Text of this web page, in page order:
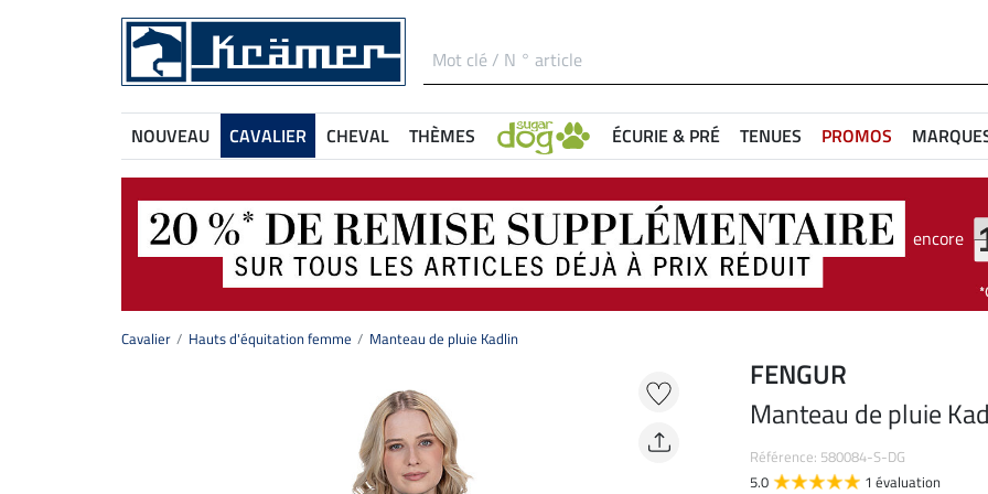
NOUVEAU CAVALIER CHEVAL THÈMES ÉCURIE & PRÉ TENUES PROMOS
encore
Cavalier Hauts d'équitation femme Manteau de pluie Kadlin
FENGUR
Manteau de pluie
Référence: 580084-S-DG
5.0
1 évaluation